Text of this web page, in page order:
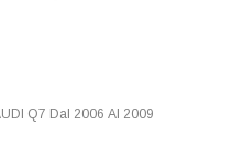
Q7 Dal 2006 Al 2009